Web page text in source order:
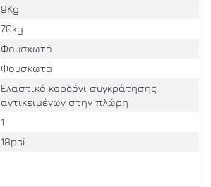
9Kg
70kg
Φουσκωτό
Φουσκωτά
Ελαστικό κορδόνι συγκράτησης
αντικειμένων στην πλώρη
1
18psi